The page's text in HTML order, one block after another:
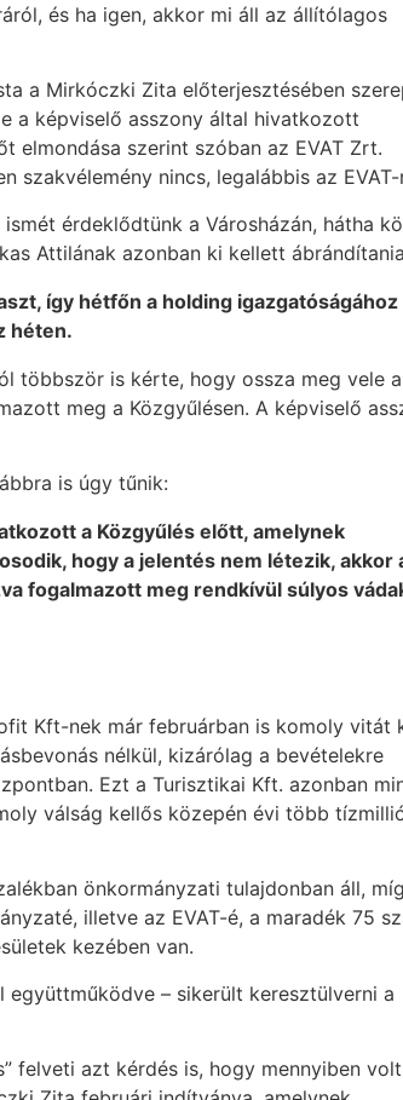
és ha igen, akkor mi áll az állítólagos
a Mirkóczki Zita előterjesztésében
a képviselő asszony által hivatkozott
elmondása szerint szóban az EVAT Zrt.
szakvélemény nincs, legalábbis az EVAT-
érdeklődtünk a Városházán, hátha
Attilának azonban ki kellett
így hétfőn a holding igazgatóságához
héten.
többször is kérte, hogy ossza meg vele a
meg a Közgyűlésen. A képviselő
is úgy tűnik:
a Közgyűlés előtt, amelynek
hogy a jelentés nem létezik, akkor
fogalmazott meg rendkívül súlyos
Kft-nek már februárban is komoly vitát
nélkül, kizárólag a bevételekre
Ezt a Turisztikai Kft. azonban
válság kellős közepén évi több
önkormányzati tulajdonban áll,
illetve az EVAT-é, a maradék 75
kezében van.
– sikerült keresztülverni a
felveti azt kérdés is, hogy mennyiben volt